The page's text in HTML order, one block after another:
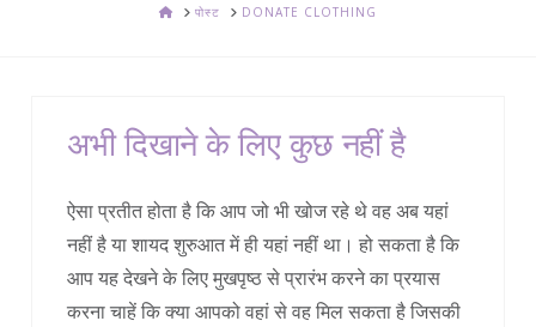
घर पोस्ट DONATE CLOTHING
अभी दिखाने के लिए कुछ नहीं है
ऐसा प्रतीत होता है कि आप जो भी खोज रहे थे वह अब यहां
नहीं है या शायद शुरुआत में ही यहां नहीं था। हो सकता है कि
आप यह देखने के लिए मुखपृष्ठ से प्रारंभ करने का प्रयास
करना चाहें कि क्या आपको वहां से वह मिल सकता है जिसकी